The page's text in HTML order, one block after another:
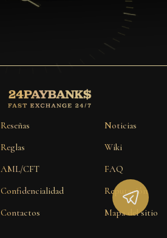
Reseñas
Reglas
AML/CFT
Confidencialidad
Contactos
Noticias
Wiki
FAQ
Reputación
Mapa del sitio